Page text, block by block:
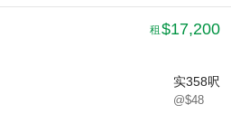
租 $17,200
实358呎
@$48